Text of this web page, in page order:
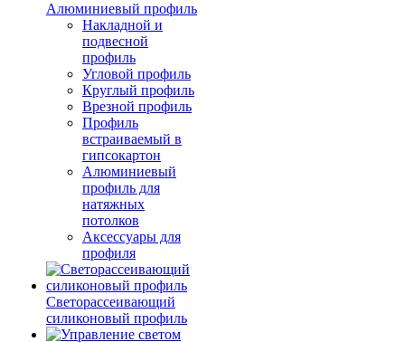
Алюминиевый профиль
Накладной и
подвесной
профиль
Угловой профиль
Круглый профиль
Врезной профиль
Профиль
встраиваемый в
гипсокартон
Алюминиевый
профиль для
натяжных
потолков
Аксессуары для
профиля
Светорассеивающий
силиконовый профиль